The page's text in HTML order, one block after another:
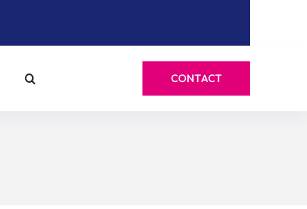
CONTACT